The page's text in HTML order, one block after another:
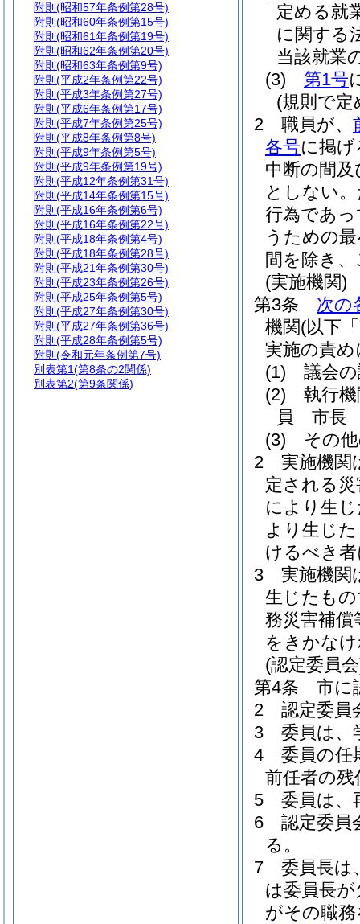
定める就
に関する
当該就業
(3)
第1号
(規則で
2
職員が、
各号に掲
中断の間
としない。
行為であ
うための
間を除き
(実施機関)
第3条
次の
機関(以下
実施の責
(1)
議会
(2)
執行
員 市長
(3)
その
2
実施機関
定される
により生
より生じ
けるべき
3
実施機関
生じたも
務災害補償
をきかな
(認定委員
第4条
市に
2
認定委員
3
委員は、
4
委員の任
前任者の
5
委員は、
6
認定委員
る。
7
委員長は
は委員長
がその職
附則 (昭和57年条例第28号)
附則 (昭和60年条例第15号)
附則 (昭和61年条例第19号)
附則 (昭和62年条例第20号)
附則 (昭和63年条例第9号)
附則 (平成2年条例第22号)
附則 (平成3年条例第27号)
附則 (平成6年条例第17号)
附則 (平成7年条例第25号)
附則 (平成8年条例第8号)
附則 (平成9年条例第5号)
附則 (平成9年条例第19号)
附則 (平成12年条例第31号)
附則 (平成14年条例第15号)
附則 (平成16年条例第6号)
附則 (平成16年条例第22号)
附則 (平成18年条例第4号)
附則 (平成18年条例第28号)
附則 (平成21年条例第30号)
附則 (平成23年条例第26号)
附則 (平成25年条例第5号)
附則 (平成27年条例第30号)
附則 (平成27年条例第36号)
附則 (平成28年条例第5号)
附則 (令和元年条例第7号)
別表第1(第8条の2関係)
別表第2(第9条関係)